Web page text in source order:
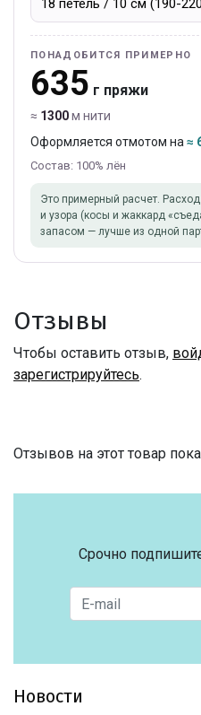
ПОНАДОБИТСЯ ПРИМЕРНО
635 г пряжи
≈ 1300м нити
Оформляется отмотом на≈
Состав: 100% лён
Это примерный расчет.
и узора (косы и жаккард
запасом — лучше из одной
Отзывы
Чтобы оставить отзыв,
зарегистрируйтесь.
Отзывов на этот товар
Срочно
Новости